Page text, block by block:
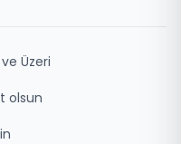
Üzeri
olsun